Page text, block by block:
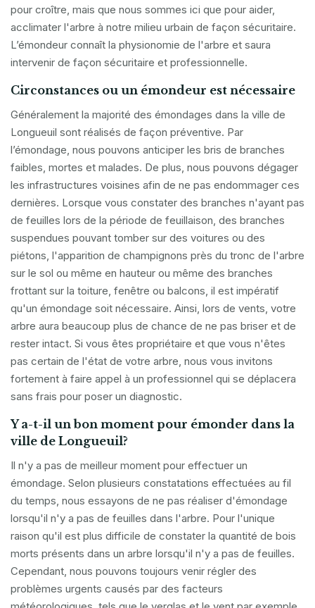
pour croître, mais que nous sommes ici que pour aider,
acclimater l'arbre à notre milieu urbain de façon sécuritaire.
L’émondeur connaît la physionomie de l'arbre et saura
intervenir de façon sécuritaire et professionnelle.
Circonstances ou un émondeur est nécessaire
Généralement la majorité des émondages dans la ville de
Longueuil sont réalisés de façon préventive. Par
l’émondage, nous pouvons anticiper les bris de branches
faibles, mortes et malades. De plus, nous pouvons dégager
les infrastructures voisines afin de ne pas endommager ces
dernières. Lorsque vous constater des branches n'ayant pas
de feuilles lors de la période de feuillaison, des branches
suspendues pouvant tomber sur des voitures ou des
piétons, l'apparition de champignons près du tronc de l'arbre
sur le sol ou même en hauteur ou même des branches
frottant sur la toiture, fenêtre ou balcons, il est impératif
qu'un émondage soit nécessaire. Ainsi, lors de vents, votre
arbre aura beaucoup plus de chance de ne pas briser et de
rester intact. Si vous êtes propriétaire et que vous n'êtes
pas certain de l'état de votre arbre, nous vous invitons
fortement à faire appel à un professionnel qui se déplacera
sans frais pour poser un diagnostic.
Y a-t-il un bon moment pour émonder dans la
ville de Longueuil?
Il n'y a pas de meilleur moment pour effectuer un
émondage. Selon plusieurs constatations effectuées au fil
du temps, nous essayons de ne pas réaliser d'émondage
lorsqu'il n'y a pas de feuilles dans l'arbre. Pour l'unique
raison qu'il est plus difficile de constater la quantité de bois
morts présents dans un arbre lorsqu'il n'y a pas de feuilles.
Cependant, nous pouvons toujours venir régler des
problèmes urgents causés par des facteurs